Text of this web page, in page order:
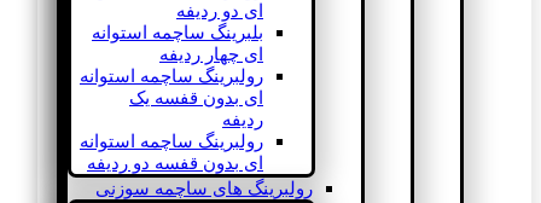
ای دو ردیفه
بلبرینگ ساچمه استوانه
ای چهار ردیفه
رولبرینگ ساچمه استوانه
ای بدون قفسه یک
ردیفه
رولبرینگ ساچمه استوانه
ای بدون قفسه دو ردیفه
رولبرینگ های ساچمه سوزنی